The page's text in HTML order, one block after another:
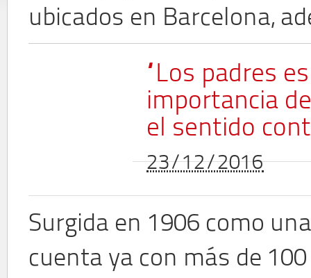
ubicados en Barcelona,
“Los padres
importancia
el sentido
23/12/2016
Surgida en 1906 como
cuenta ya con más de